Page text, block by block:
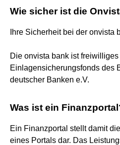
Wie sicher ist die
Ihre Sicherheit bei der onvista
Die onvista bank ist
Einlagensicherungsfonds des
deutscher Banken e.V.
Was ist ein
Ein Finanzportal stellt damit
eines Portals dar. Das